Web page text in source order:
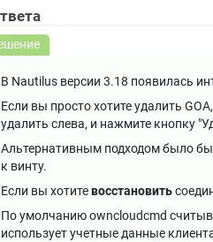
В Nautilus версии 3.18 появилась
Если вы просто хотите удалить
удалить слева, и нажмите кнопку
Альтернативным подходом было бы
к винту.
Если вы хотитевосстановить
По умолчанию owncloudcmd
использует учетные данные